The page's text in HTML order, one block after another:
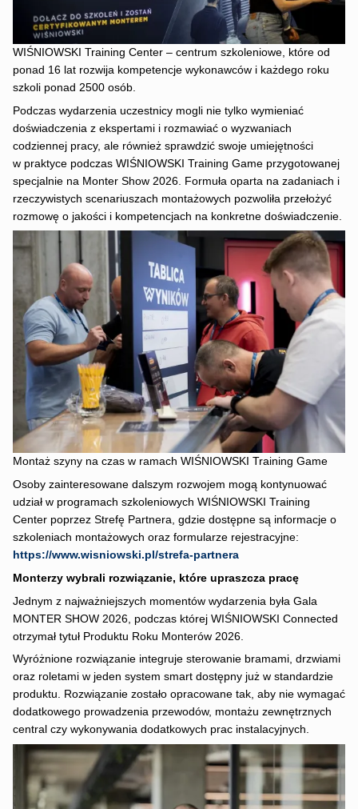
WIŚNIOWSKI Training Center – centrum szkoleniowe, które od
ponad 16 lat rozwija kompetencje wykonawców i każdego roku
szkoli ponad 2500 osób.
Podczas wydarzenia uczestnicy mogli nie tylko wymieniać
doświadczenia z ekspertami i rozmawiać o wyzwaniach
codziennej pracy, ale również sprawdzić swoje umiejętności
w praktyce podczas WIŚNIOWSKI Training Game przygotowanej
specjalnie na Monter Show 2026. Formuła oparta na zadaniach i
rzeczywistych scenariuszach montażowych pozwoliła przełożyć
rozmowę o jakości i kompetencjach na konkretne doświadczenie.
Montaż szyny na czas w ramach WIŚNIOWSKI Training Game
Osoby zainteresowane dalszym rozwojem mogą kontynuować
udział w programach szkoleniowych WIŚNIOWSKI Training
Center poprzez Strefę Partnera, gdzie dostępne są informacje o
szkoleniach montażowych oraz formularze rejestracyjne:
https://www.wisniowski.pl/strefa-partnera
Monterzy wybrali rozwiązanie, które upraszcza pracę
Jednym z najważniejszych momentów wydarzenia była Gala
MONTER SHOW 2026, podczas której WIŚNIOWSKI Connected
otrzymał tytuł Produktu Roku Monterów 2026.
Wyróżnione rozwiązanie integruje sterowanie bramami, drzwiami
oraz roletami w jeden system smart dostępny już w standardzie
produktu. Rozwiązanie zostało opracowane tak, aby nie wymagać
dodatkowego prowadzenia przewodów, montażu zewnętrznych
central czy wykonywania dodatkowych prac instalacyjnych.